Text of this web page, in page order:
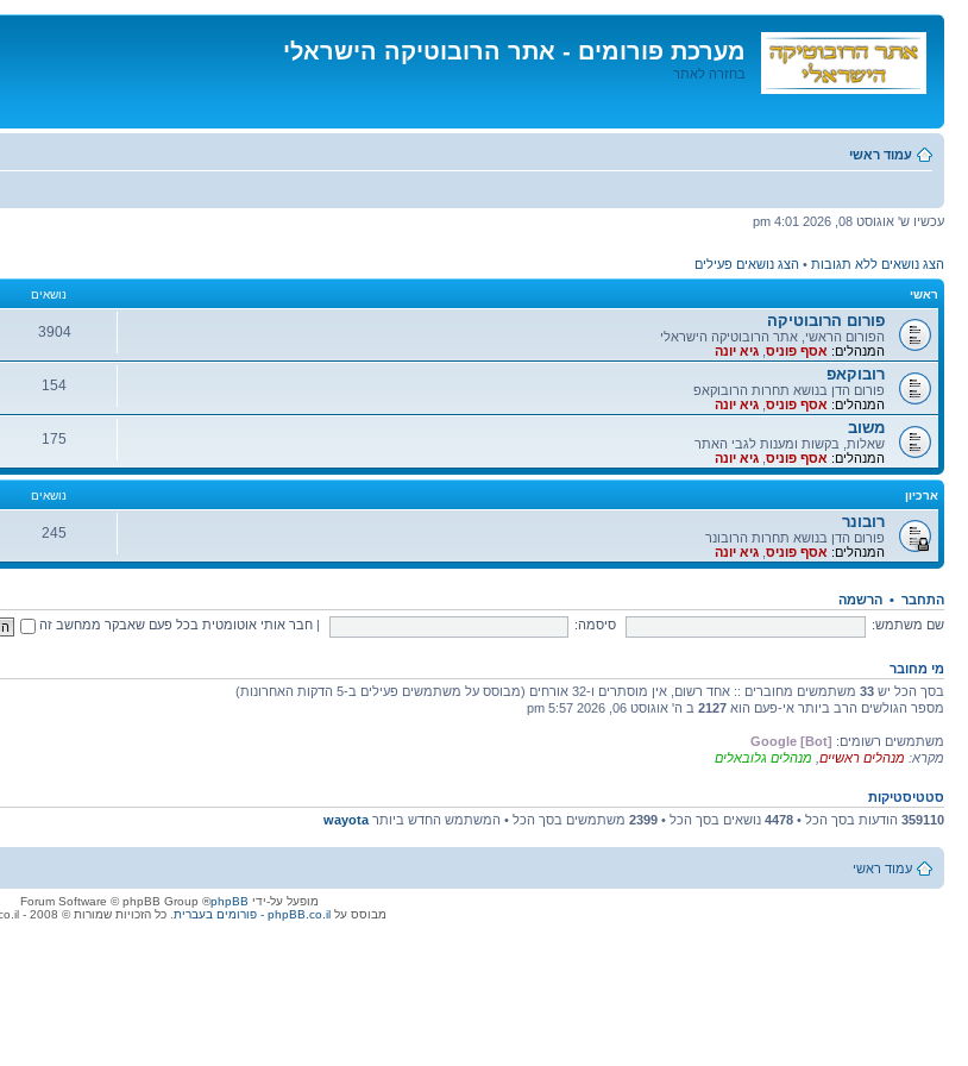
מערכת פורומים - אתר הרובוטיקה הישראלי
בחזרה לאתר
לתוכן
עמוד ראשי
עכשיו ש' אוגוסט 08, 2026 4:01 pm
הצג נושאים ללא תגובות • הצג נושאים פעילים
ראשי נושאים
פורום הרובוטיקה
הפורום הראשי, אתר הרובוטיקה הישראלי
המנהלים: אסף פוניס גיא יונה
3904
נושאים
רובוקאפ
פורום הדן בנושא תחרות הרובוקאפ
המנהלים: אסף פוניס גיא יונה
154
נושאים
משוב
שאלות, בקשות ומענות לגבי האתר
המנהלים: אסף פוניס גיא יונה
175
נושאים
ארכיון נושאים
רובונר
פורום הדן בנושא תחרות הרובונר
המנהלים: אסף פוניס גיא יונה
245
נושאים
התחבר • הרשמה
שם משתמש:
סיסמה: חבר אותי אוטומטית בכל פעם שאבקר ממחשב זה
מי מחובר
בסך הכל יש 33 משתמשים מחוברים :: אחד רשום, אין מוסתרים ו-32 אורחים (מבוסס על משתמשים פעילים ב-5 הדקות האחרונות)
מספר הגולשים הרב ביותר אי-פעם הוא 2127 ב ה' אוגוסט 06, 2026 5:57 pm
משתמשים רשומים: Google [Bot]
מקרא: מנהלים ראשיים מנהלים גלובאלים
סטטיסטיקות
359110 הודעות בסך הכל • 4478 נושאים בסך הכל • 2399 משתמשים בסך הכל • המשתמש החדש ביותר wayota
עמוד ראשי
מופעל על-ידי phpBB
® Forum Software © phpBB Group
מבוסס עלphpBB.co.il - פורומים בעברית . כל הזכויות שמורות © 2008 - phpBB.co.il.